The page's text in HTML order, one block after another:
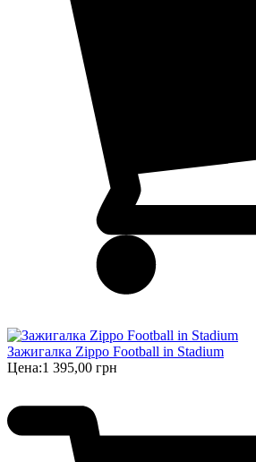
Зажигалка Zippo Football in Stadium
Цена:1 395,00 грн